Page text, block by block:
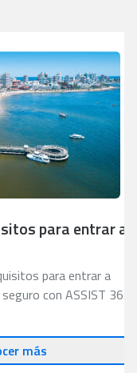
entrar a
entrar a
ASSIST 365.